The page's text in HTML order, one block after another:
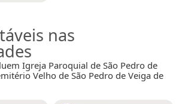
nas
Igreja Paroquial de São Pedro de
Velho de São Pedro de Veiga de